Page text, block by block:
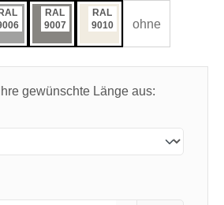
RAL
RAL
9007
RAL
9010
ohne
gewünschte Länge aus: